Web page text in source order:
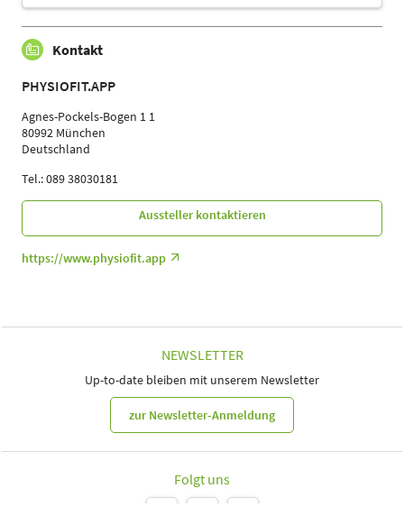
Kontakt
PHYSIOFIT.APP
Agnes-Pockels-Bogen 1 1
80992 München
Deutschland
Tel.: 089 38030181
Aussteller kontaktieren
https://www.physiofit.app
NEWSLETTER
Up-to-date bleiben mit unserem Newsletter
zur Newsletter-Anmeldung
Folgt uns